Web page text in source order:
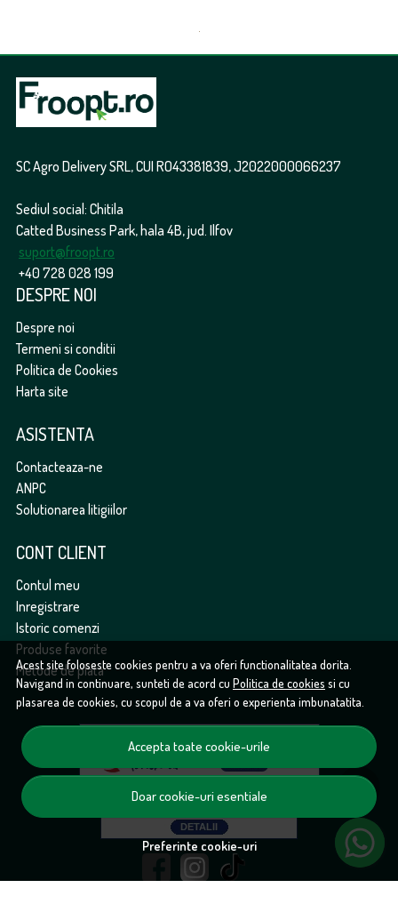
Acest site foloseste cookies pentru a va oferi functionalitatea dorita.
Navigand in continuare, sunteti de acord cu Politica de cookies si cu
plasarea de cookies, cu scopul de a va oferi o experienta imbunatatita.
Accepta toate cookie-urile
Doar cookie-uri esentiale
Preferinte cookie-uri
SC Agro Delivery SRL, CUI RO43381839, J2022000066237
Sediul social: Chitila
Catted Business Park, hala 4B, jud. Ilfov
suport@froopt.ro
+40 728 028 199
DESPRE NOI
Despre noi
Termeni si conditii
Politica de Cookies
Harta site
ASISTENTA
Contacteaza-ne
ANPC
Solutionarea litigiilor
CONT CLIENT
Contul meu
Inregistrare
Istoric comenzi
Produse favorite
Metode de plata